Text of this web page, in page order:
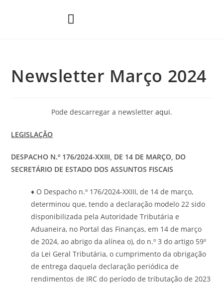
Newsletter Março 2024
Pode descarregar a newsletter aqui.
LEGISLAÇÃO
DESPACHO N.º 176/2024-XXIII, DE 14 DE MARÇO DO
SECRETÁRIO DE ESTADO DOS ASSUNTOS FISCAIS
♦ O Despacho n.º 176/2024-XXIII, de 14 de março,
determinou que, tendo a declaração modelo 22 sido
disponibilizada pela Autoridade Tributária e
Aduaneira, no Portal das Finanças, em 14 de março
de 2024, ao abrigo da alínea o), do n.º 3 do artigo 59º
da Lei Geral Tributária, o cumprimento da obrigação
de entrega daquela declaração periódica de
rendimentos de IRC do período de tributação de 2023